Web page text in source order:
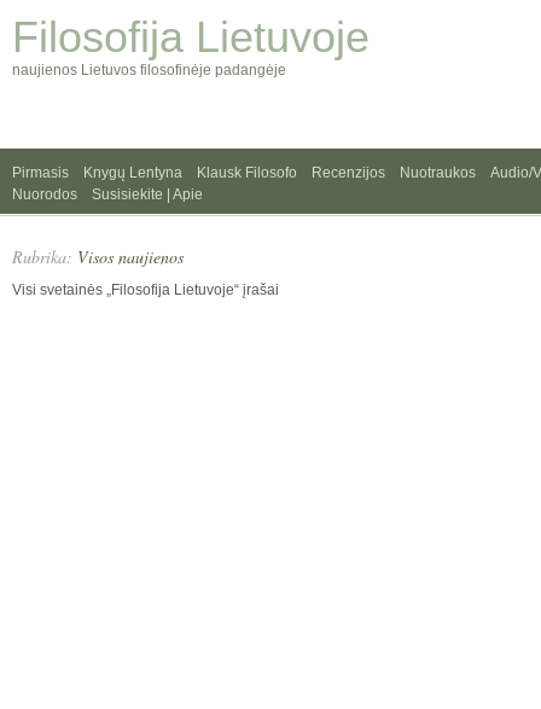
Filosofija Lietuvoje
naujienos Lietuvos filosofinėje padangėje
Pirmasis Knygų Lentyna Klausk Filosofo Recenzijos Nuotraukos
Audio/
Nuorodos
Susisiekite | Apie
Rubrika: Visos naujienos
Visi svetainės „Filosofija Lietuvoje“ įrašai